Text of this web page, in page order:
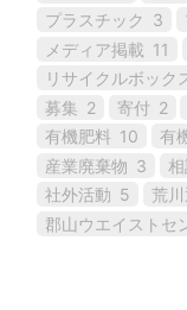
プラスチック 3
メディア掲載 11
リサイクルボック
募集 2 寄付 2
有機肥料 10 有
産業廃棄物 3
社外活動 5 荒
郡山ウエイストセ